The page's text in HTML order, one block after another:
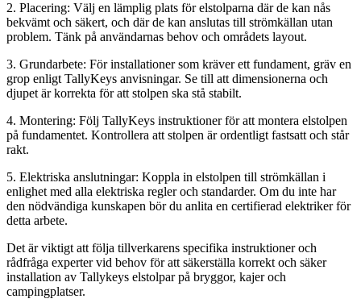
2. Placering: Välj en lämplig plats för elstolparna där de kan nås
bekvämt och säkert, och där de kan anslutas till strömkällan utan
problem. Tänk på användarnas behov och områdets layout.
3. Grundarbete: För installationer som kräver ett fundament, gräv en
grop enligt TallyKeys anvisningar. Se till att dimensionerna och
djupet är korrekta för att stolpen ska stå stabilt.
4. Montering: Följ TallyKeys instruktioner för att montera elstolpen
på fundamentet. Kontrollera att stolpen är ordentligt fastsatt och står
rakt.
5. Elektriska anslutningar: Koppla in elstolpen till strömkällan i
enlighet med alla elektriska regler och standarder. Om du inte har
den nödvändiga kunskapen bör du anlita en certifierad elektriker för
detta arbete.
Det är viktigt att följa tillverkarens specifika instruktioner och
rådfråga experter vid behov för att säkerställa korrekt och säker
installation av Tallykeys elstolpar på bryggor, kajer och
campingplatser.